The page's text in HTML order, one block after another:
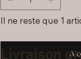
Il ne reste que 1
Livraison